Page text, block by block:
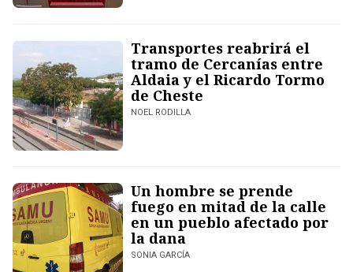
Transportes reabrirá el
tramo de Cercanías entre
Aldaia y el Ricardo Tormo
de Cheste
NOEL RODILLA
Un hombre se prende
fuego en mitad de la calle
en un pueblo afectado por
la dana
SONIA GARCÍA